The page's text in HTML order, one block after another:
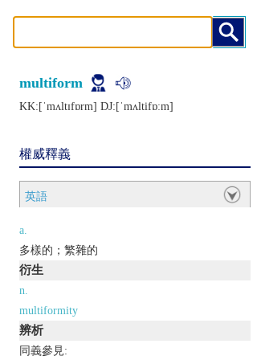
multiform
KK:[ˈmʌltɪfɒrm] DJ:[ˈmʌltifɒːm]
權威釋義
英語
a.
多樣的；繁雜的
衍生
n.
multiformity
辨析
同義參見: